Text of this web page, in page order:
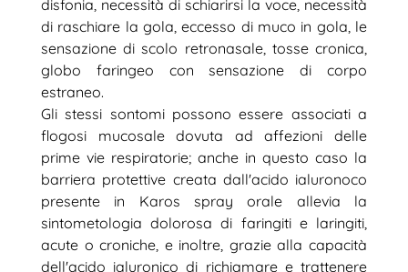
disfonia, necessità di schiarirsi la voce, necessità
di raschiare la gola, eccesso di muco in gola, le
sensazione di scolo retronasale, tosse cronica,
globo faringeo con sensazione di corpo
estraneo.
Gli stessi sontomi possono essere associati a
flogosi mucosale dovuta ad affezioni delle
prime vie respiratorie; anche in questo caso la
barriera protettive creata dall'acido ialuronoco
presente in Karos spray orale allevia la
sintometologia dolorosa di faringiti e laringiti,
acute o croniche, e inoltre, grazie alla capacità
dell'acido ialuronico di richiamare e trattenere